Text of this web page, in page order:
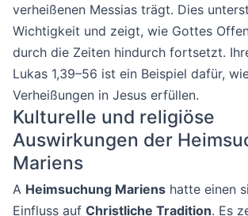
verheißenen Messias trägt. Dies
Wichtigkeit und zeigt, wie Gottes
durch die Zeiten hindurch fortsetzt.
Lukas 1,39–56 ist ein Beispiel dafür,
Verheißungen in Jesus erfüllen.
Kulturelle und religiöse
Auswirkungen der
Mariens
A Heimsuchung Mariens hatte einen
Einfluss auf Christliche Tradition. Es